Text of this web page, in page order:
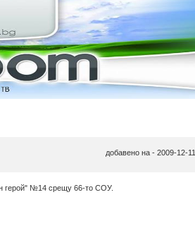
добавено на - 2009-12-11
герой" №14 срещу 66-то СОУ.